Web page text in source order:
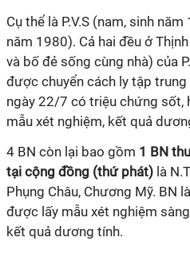
Cụ thể là P.V.S (nam, sinh
năm 1980). Cả hai đều ở
và bố đẻ sống cùng nhà) của
được chuyển cách ly tập
ngày 22/7 có triệu chứng sốt,
mẫu xét nghiệm, kết quả
4 BN còn lại bao gồm 1 BN
tại cộng đồng (thứ phát) là
Phụng Châu, Chương Mỹ. BN
được lấy mẫu xét nghiệm
kết quả dương tính.